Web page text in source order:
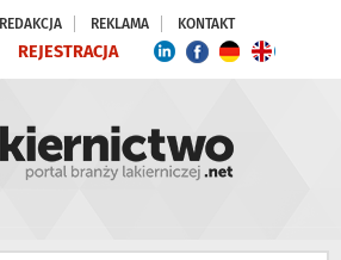
REDAKCJA REKLAMA KONTAKT
REJESTRACJA